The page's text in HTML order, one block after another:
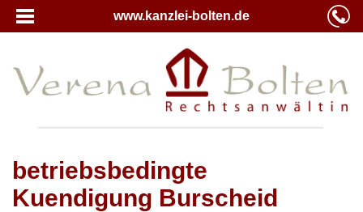
www.kanzlei-bolten.de
betriebsbedingte
Kuendigung Burscheid